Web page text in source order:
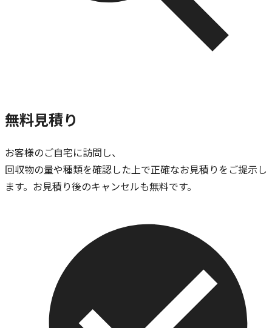
無料見積り
お客様のご自宅に訪問し、
回収物の量や種類を確認した上で正確なお見積りをご提示し
ます。お見積り後のキャンセルも無料です。